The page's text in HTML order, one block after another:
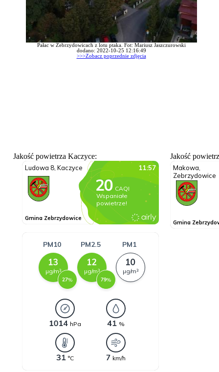
Pałac w Zebrzydowicach z lotu ptaka. Fot: Mariusz Jaszczurowski
dodano: 2022-10-25 12:16:49
>>>Zobacz poprzednie zdjęcia
Jakość powietrza Kaczyce: Jakość